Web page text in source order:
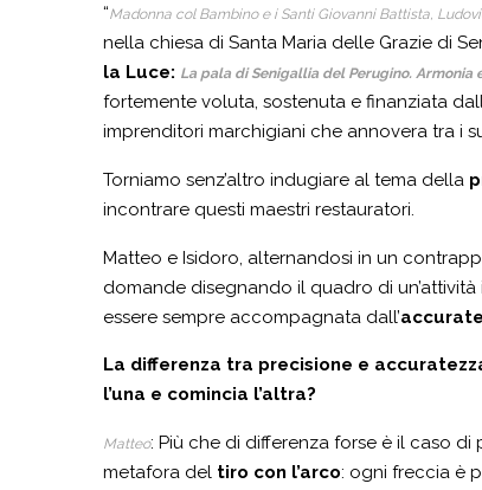
“Madonna col Bambino e i Santi Giovanni Battista,
nella chiesa di Santa Maria delle Grazie di
la Luce: La pala di Senigallia del Perugino.
fortemente voluta, sostenuta e finanziata
imprenditori marchigiani che annovera tra i
Torniamo senz’altro indugiare al tema della
incontrare questi maestri restauratori.
Matteo e Isidoro, alternandosi in un
domande disegnando il quadro di un’attività
essere sempre accompagnata dall’
La differenza tra precisione e
l’una e comincia l’altra?
Matteo: Più che di differenza forse è il caso
metafora del tiro con l’arco: ogni freccia è